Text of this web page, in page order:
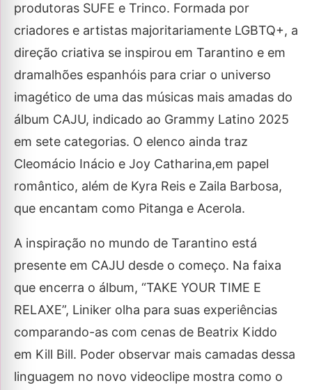
produtoras SUFE e Trinco. Formada por
criadores e artistas majoritariamente LGBTQ+, a
direção criativa se inspirou em Tarantino e em
dramalhões espanhóis para criar o universo
imagético de uma das músicas mais amadas do
álbum CAJU, indicado ao Grammy Latino 2025
em sete categorias. O elenco ainda traz
Cleomácio Inácio e Joy Catharina,em papel
romântico, além de Kyra Reis e Zaila Barbosa,
que encantam como Pitanga e Acerola.
A inspiração no mundo de Tarantino está
presente em CAJU desde o começo. Na faixa
que encerra o álbum, “TAKE YOUR TIME E
RELAXE”, Liniker olha para suas experiências
comparando-as com cenas de Beatrix Kiddo
em Kill Bill. Poder observar mais camadas dessa
linguagem no novo videoclipe mostra como o